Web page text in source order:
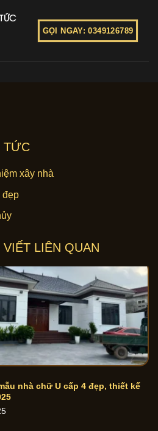
GỌI NGAY: 0349126789
VIỆT NAM
TỨC
xây nhà
đẹp
VIẾT LIÊN QUAN
nhà chữ U cấp 4 đẹp, thiết kế